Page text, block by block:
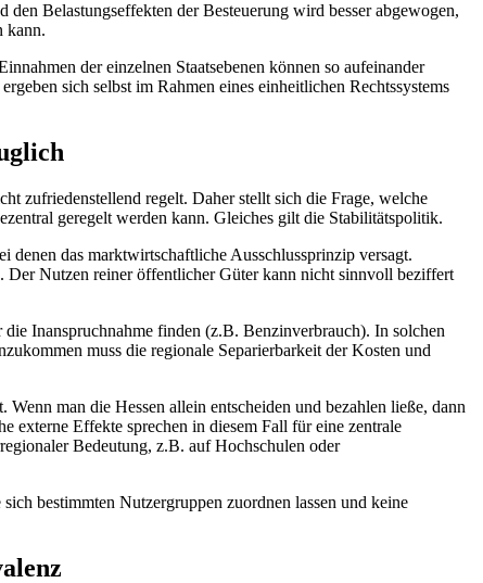
Belastungseffekten der Besteuerung wird besser abgewogen,
kann.
der einzelnen Staatsebenen können so aufeinander
sich selbst im Rahmen eines einheitlichen Rechtssystems
zufriedenstellend regelt. Daher stellt sich die Frage, welche
geregelt werden kann. Gleiches gilt die Stabilitätspolitik.
das marktwirtschaftliche Ausschlussprinzip versagt.
Der Nutzen reiner öffentlicher Güter kann nicht sinnvoll beziffert
Inanspruchnahme finden (z.B. Benzinverbrauch). In solchen
muss die regionale Separierbarkeit der Kosten und
man die Hessen allein entscheiden und bezahlen ließe, dann
externe Effekte sprechen in diesem Fall für eine zentrale
Bedeutung, z.B. auf Hochschulen oder
bestimmten Nutzergruppen zuordnen lassen und keine